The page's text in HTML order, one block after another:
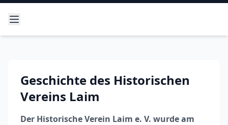
Vereinsgeschichte
Unsere Geschichte seit 1984
Geschichte des Historischen
Vereins Laim
Der Historische Verein Laim e. V. wurde am